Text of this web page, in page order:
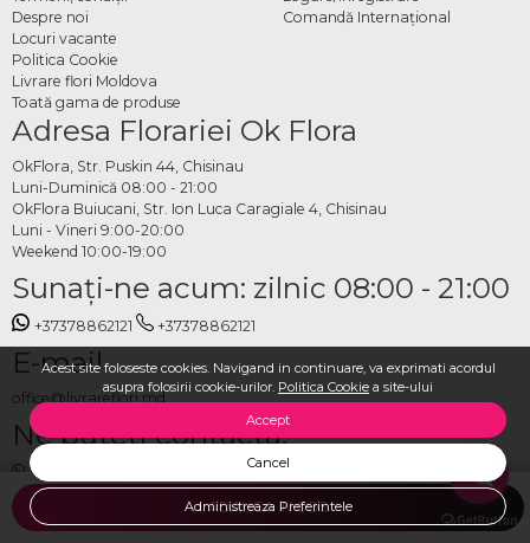
Acest site foloseste cookies. Navigand in continuare, va exprimati acordul
asupra folosirii cookie-urilor. Politica Cookie a site-ului
Accept
Cancel
Administreaza Preferintele
ADAUGA IN COS
Despre noi
Locuri vacante
Politica Cookie
Livrare flori Moldova
Toată gama de produse
Comandă Internațional
Adresa Florariei Ok Flora
OkFlora, Str. Puskin 44, Chisinau
Luni-Duminică 08:00 - 21:00
OkFlora Buiucani, Str. Ion Luca Caragiale 4, Chisinau
Luni - Vineri 9:00-20:00
Weekend 10:00-19:00
Sunaţi-ne acum: zilnic 08:00 - 21:00
+37378862121 +37378862121
E-mail
office@livrareflori.md
Ne puteți contacta:
whatsapp